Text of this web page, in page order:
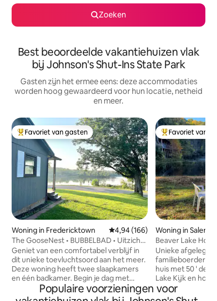
Zoeken
Best beoordeelde vakantiehuizen vlak
bij Johnson's Shut-Ins State Park
Gasten zijn het ermee eens: deze accommodaties
worden hoog gewaardeerd voor hun locatie, netheid
en meer.
Topfavoriet van gasten
Favoriet van gasten
Woning in Fredericktown Gemiddelde beoordeling van
4,94 (166)
The GooseNest • BUBBELBAD • Uitzicht
op het meer
Geniet van een comfortabel verblijf in
dit unieke toevluchtsoord aan het meer.
Deze woning heeft twee slaapkamers
en één badkamer. Begin je dag met
koffie en uitzicht op het meer. Je
verblijft op een kort autoritje van
Topfavoriet van
Favoriet van
Woning in Salem
Beaver Lake
van sociale
Unieke afgelegen
familieboerderij. Een afgelegen stenen
huis met 50 ' dek
Lake Kijk en hoor
dieren! Open
houtkachel,
Populaire voorzieningen voor